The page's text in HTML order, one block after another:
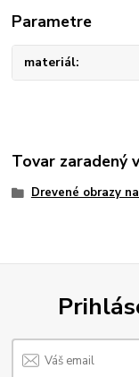
Parametre
materiál
Tovar zaradený
Drevené obrazy